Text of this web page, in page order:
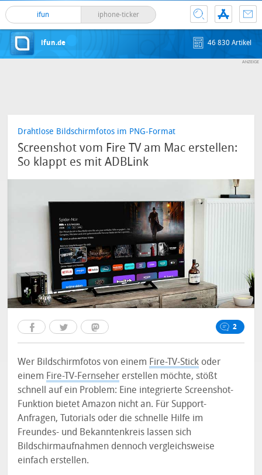
ifun iphone-ticker
ifun.de 46 830 Artikel
Drahtlose Bildschirmfotos im PNG-Format
Screenshot vom Fire TV am Mac erstellen:
So klappt es mit ADBLink
2
Wer Bildschirmfotos von einem Fire-TV-Stick oder
einem Fire-TV-Fernseher erstellen möchte, stößt
schnell auf ein Problem: Eine integrierte Screenshot-
Funktion bietet Amazon nicht an. Für Support-
Anfragen, Tutorials oder die schnelle Hilfe im
Freundes- und Bekanntenkreis lassen sich
Bildschirmaufnahmen dennoch vergleichsweise
einfach erstellen.